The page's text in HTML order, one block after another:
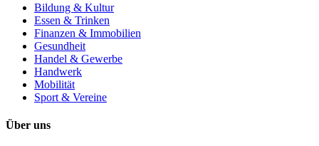
Bildung & Kultur
Essen & Trinken
Finanzen & Immobilien
Gesundheit
Handel & Gewerbe
Handwerk
Mobilität
Sport & Vereine
Über uns